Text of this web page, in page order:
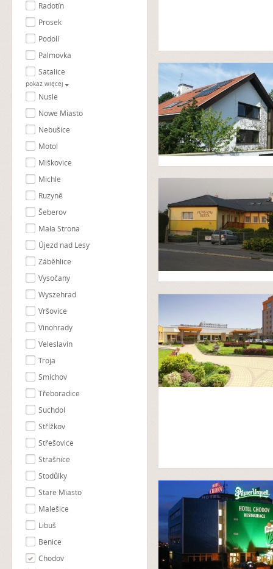
Radotín
Prosek
Podolí
Palmovka
Satalice
pokaż więcej
Nusle
Nowe Miasto
Nebušice
Motol
Miškovice
Michle
Ruzyně
Šeberov
Mała Strona
Újezd nad Lesy
Záběhlice
Vysočany
Wyszehrad
Vršovice
Vinohrady
Veleslavín
Troja
Smíchov
Třeboradice
Suchdol
Střížkov
Střešovice
Strašnice
Stodůlky
Stare Miasto
Malešice
Libuš
Benice
Chodov